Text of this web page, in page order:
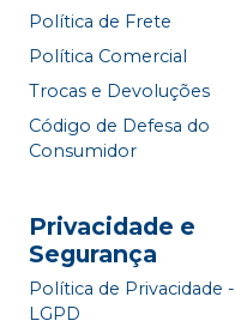
Política de Frete
Política Comercial
Trocas e Devoluções
Código de Defesa do
Consumidor
Privacidade e
Segurança
Política de Privacidade -
LGPD